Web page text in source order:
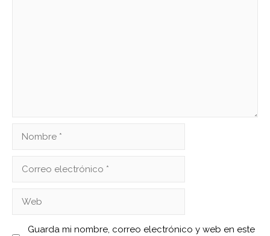
Guarda mi nombre, correo electrónico y web en este